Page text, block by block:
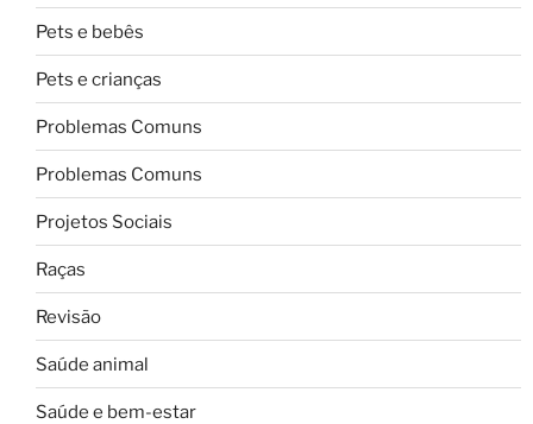
Pets e bebês
Pets e crianças
Problemas Comuns
Problemas Comuns
Projetos Sociais
Raças
Revisão
Saúde animal
Saúde e bem-estar